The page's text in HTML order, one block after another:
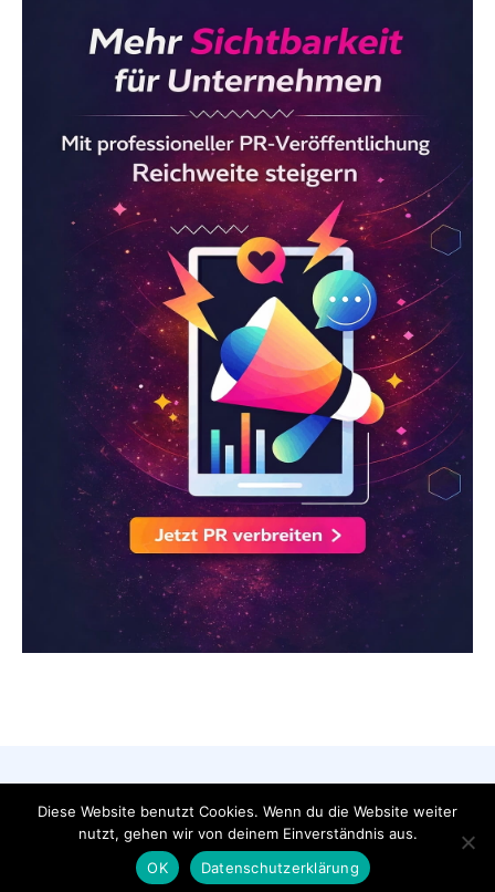
AGB Datenschutzerklärung
FAQ
Impressum Kontakt
Pressemeldung veröffentlichen
Diese Website benutzt Cookies. Wenn du die Website weiter
nutzt, gehen wir von deinem Einverständnis aus.
OK
Datenschutzerklärung